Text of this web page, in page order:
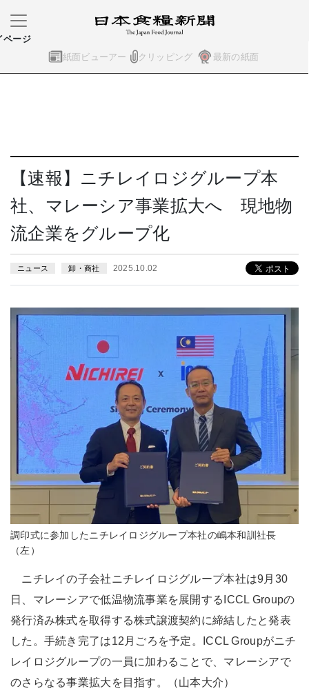
紙面ビューアー クリッピング 最新の紙面
ページ
【速報】ニチレイロジグループ本
社、マレーシア事業拡大へ 現地物
流企業をグループ化
ニュース 卸・商社 2025.10.02
調印式に参加したニチレイロジグループ本社の嶋本和訓社長
（左）
ニチレイの子会社ニチレイロジグループ本社は9月30
日、マレーシアで低温物流事業を展開するICCL Groupの
発行済み株式を取得する株式譲渡契約に締結したと発表
した。手続き完了は12月ごろを予定。ICCL Groupがニチ
レイロジグループの一員に加わることで、マレーシアで
のさらなる事業拡大を目指す。（山本大介）